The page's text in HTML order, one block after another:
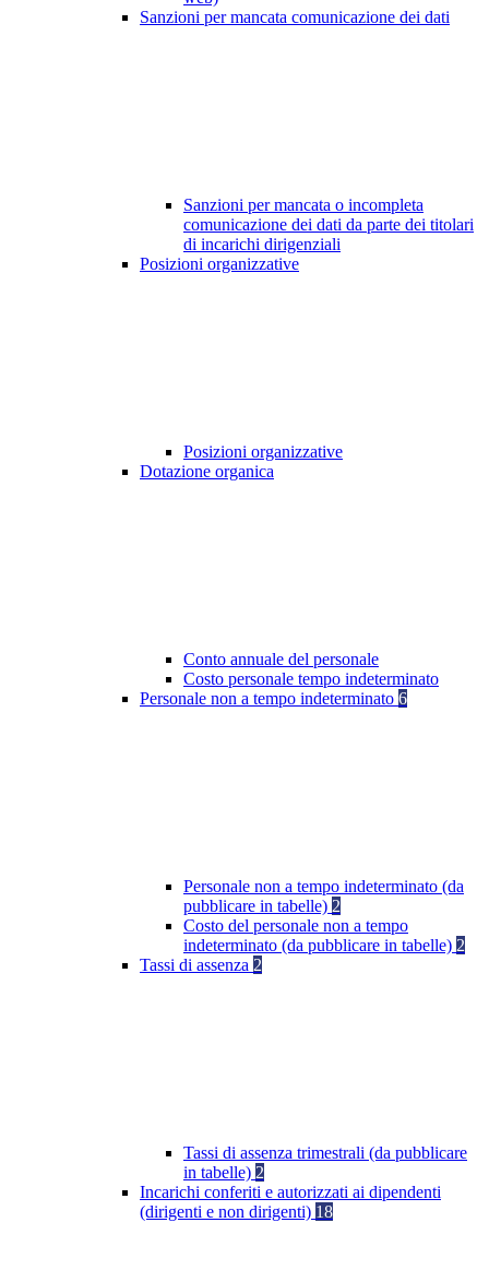
Sanzioni per mancata comunicazione dei dati
Sanzioni per mancata o incompleta
comunicazione dei dati da parte dei titolari
di incarichi dirigenziali
Posizioni organizzative
Posizioni organizzative
Dotazione organica
Conto annuale del personale
Costo personale tempo indeterminato
Personale non a tempo indeterminato 6
Personale non a tempo indeterminato (da
pubblicare in tabelle) 2
Costo del personale non a tempo
indeterminato (da pubblicare in tabelle) 2
Tassi di assenza 2
Tassi di assenza trimestrali (da pubblicare
in tabelle) 2
Incarichi conferiti e autorizzati ai dipendenti
(dirigenti e non dirigenti) 18